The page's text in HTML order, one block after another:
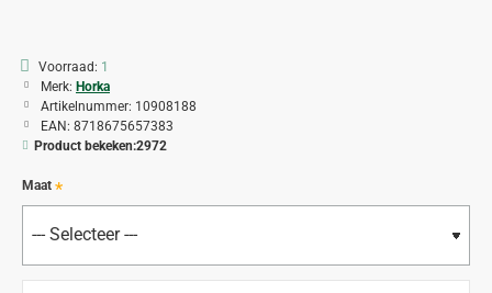
Voorraad: 1
Merk: Horka
Artikelnummer: 10908188
EAN: 8718675657383
Product bekeken:2972
Maat